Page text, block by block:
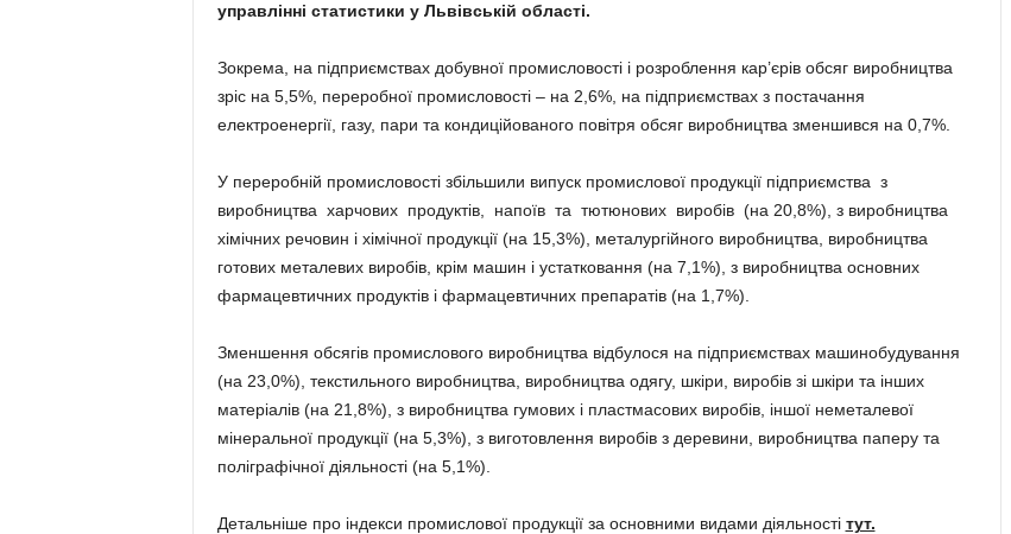
управлінні статистики у Львівській області.
Зокрема, на підприємствах добувної промисловості і розроблення кар’єрів обсяг виробництва
зріс на 5,5%, переробної промисловості – на 2,6%, на підприємствах з постачання
електроенергії, газу, пари та кондиційованого повітря обсяг виробництва зменшився на 0,7%.
У переробній промисловості збільшили випуск промислової продукції підприємства з
виробництва харчових продуктів, напоїв та тютюнових виробів (на 20,8%), з виробництва
хімічних речовин і хімічної продукції (на 15,3%), металургійного виробництва, виробництва
готових металевих виробів, крім машин і устатковання (на 7,1%), з виробництва основних
фармацевтичних продуктів і фармацевтичних препаратів (на 1,7%).
Зменшення обсягів промислового виробництва відбулося на підприємствах машинобудування
(на 23,0%), текстильного виробництва, виробництва одягу, шкіри, виробів зі шкіри та інших
матеріалів (на 21,8%), з виробництва гумових і пластмасових виробів, іншої неметалевої
мінеральної продукції (на 5,3%), з виготовлення виробів з деревини, виробництва паперу та
поліграфічної діяльності (на 5,1%).
Детальніше про індекси промислової продукції за основними видами діяльності тут.